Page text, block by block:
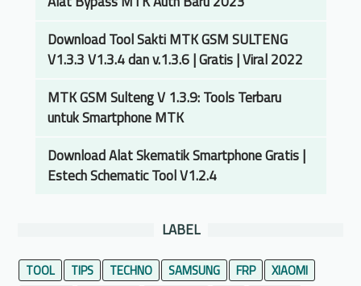
Download Tool Sakti MTK GSM SULTENG
V1.3.3 V1.3.4 dan v.1.3.6 | Gratis | Viral 2022
MTK GSM Sulteng V 1.3.9: Tools Terbaru
untuk Smartphone MTK
Download Alat Skematik Smartphone Gratis |
Estech Schematic Tool V1.2.4
LABEL
TOOL TIPS TECHNO SAMSUNG FRP
XIAOMI